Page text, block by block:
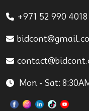
+971 52 990 4018
Mon - Sat: